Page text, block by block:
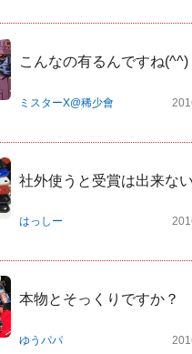
こんなの有るんですね(^^)
ミスターX@稀少會
社外使うと受賞は出来な
はっしー
本物とそっくりですか？
ゆうパパ